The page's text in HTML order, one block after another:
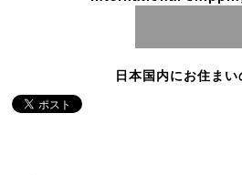
日本国内にお住まい